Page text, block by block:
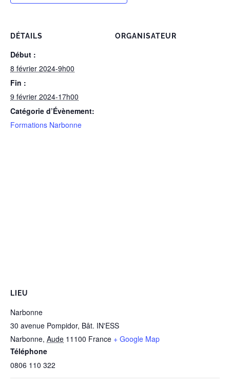
DÉTAILS
Début :
8 février 2024-9h00
Fin :
9 février 2024-17h00
Catégorie d’Évènement:
Formations Narbonne
ORGANISATEUR
LIEU
Narbonne
30 avenue Pompidor, Bât. IN'ESS
Narbonne, Aude 11100 France + Google Map
Téléphone
0806 110 322